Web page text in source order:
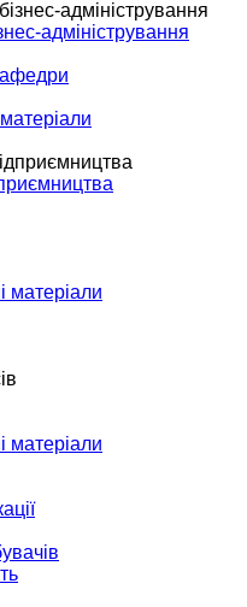
адміністрування
матеріали
матеріали